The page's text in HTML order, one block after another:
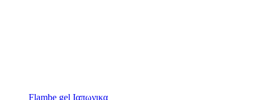
Flambe gel Ιαπωνικα